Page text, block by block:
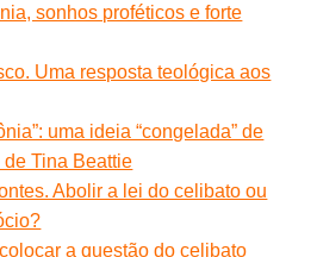
sonhos proféticos e forte
Uma resposta teológica aos
uma ideia “congelada” de
Tina Beattie
Abolir a lei do celibato ou
a questão do celibato